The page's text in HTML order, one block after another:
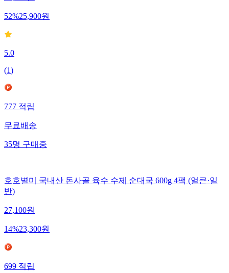
52%25,900원
5.0
(1)
777 적립
무료배송
35명 구매중
호호별미 국내산 돈사골 육수 수제 순대국 600g 4팩 (얼큰·일
반)
27,100원
14%23,300원
699적립